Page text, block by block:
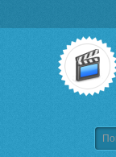
О нас
ПОПУЛЯРНЫЕ
ПОДБОРКИ